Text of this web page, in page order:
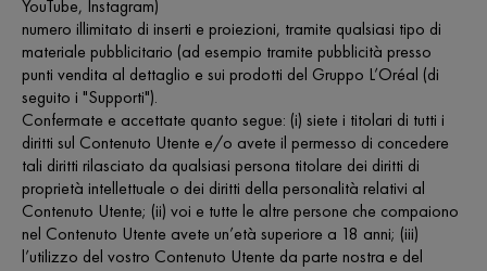
YouTube, Instagram)
numero illimitato di inserti e proiezioni, tramite qualsiasi tipo di
materiale pubblicitario (ad esempio tramite pubblicità presso
punti vendita al dettaglio e sui prodotti del Gruppo L’Oréal (di
seguito i "Supporti").
Confermate e accettate quanto segue: (i) siete i titolari di tutti i
diritti sul Contenuto Utente e/o avete il permesso di concedere
tali diritti rilasciato da qualsiasi persona titolare dei diritti di
proprietà intellettuale o dei diritti della personalità relativi al
Contenuto Utente; (ii) voi e tutte le altre persone che compaiono
nel Contenuto Utente avete un’età superiore a 18 anni; (iii)
l’utilizzo del vostro Contenuto Utente da parte nostra e del